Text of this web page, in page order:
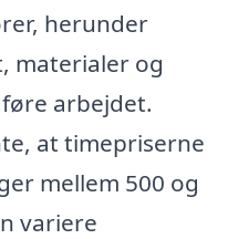
herunder
materialer og
arbejdet.
at timepriserne
mellem 500 og
variere